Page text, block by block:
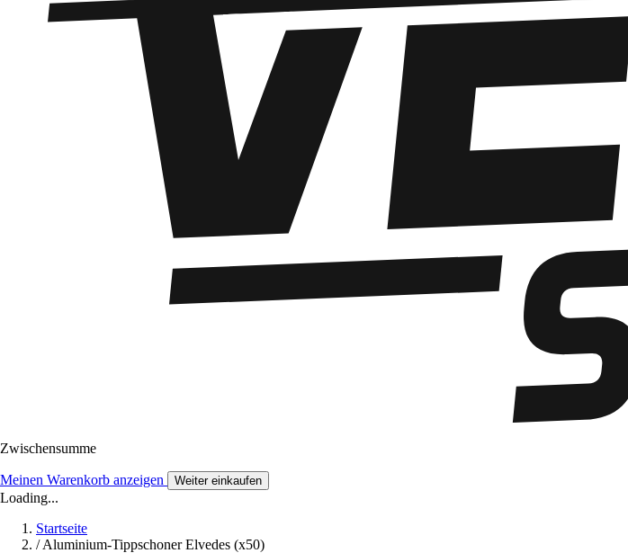
Zwischensumme
Meinen Warenkorb anzeigen Weiter einkaufen
Loading...
Startseite
/ Aluminium-Tippschoner Elvedes (x50)